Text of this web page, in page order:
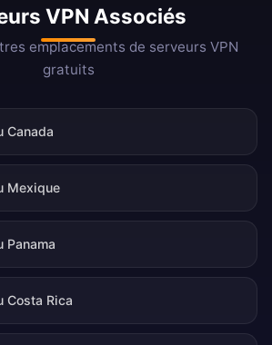
VPN Associés
emplacements de serveurs VPN
gratuits
Canada
Mexique
Panama
Costa Rica